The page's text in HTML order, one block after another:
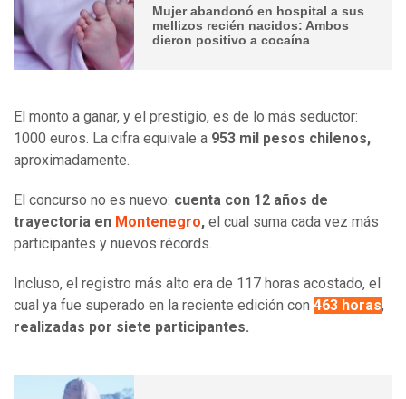
Mujer abandonó en hospital a sus
mellizos recién nacidos: Ambos
dieron positivo a cocaína
El monto a ganar, y el prestigio, es de lo más seductor:
1000 euros. La cifra equivale a 953 mil pesos chilenos,
aproximadamente.
El concurso no es nuevo: cuenta con 12 años de
trayectoria en Montenegro, el cual suma cada vez más
participantes y nuevos récords.
Incluso, el registro más alto era de 117 horas acostado, el
cual ya fue superado en la reciente edición con 463 horas,
realizadas por siete participantes.